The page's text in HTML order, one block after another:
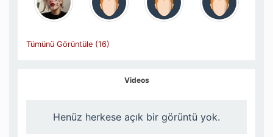
Tümünü Görüntüle (16)
Videos
Henüz herkese açık bir görüntü yok.